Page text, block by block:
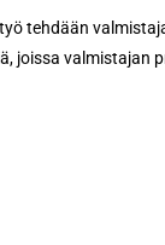
tehdään
joissa valmistajan